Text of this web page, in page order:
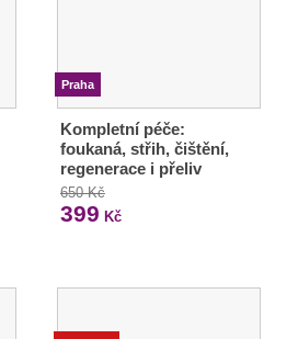
Praha
Kompletní péče:
foukaná, střih, čištění,
regenerace i přeliv
650 Kč
399 Kč